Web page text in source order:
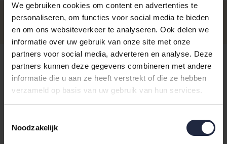
We gebruiken cookies om content en advertenties te
personaliseren, om functies voor social media te bieden
en om ons websiteverkeer te analyseren. Ook delen we
informatie over uw gebruik van onze site met onze
partners voor social media, adverteren en analyse. Deze
partners kunnen deze gegevens combineren met andere
informatie die u aan ze heeft verstrekt of die ze hebben
verzameld op basis van uw gebruik van hun services.
Noodzakelijk
Washandje 16x22
Op voorraad - Levertijd: voor 16.00
uur besteld ma t/m vrij, dezelfde
dag verzonden
€3,95
€2,95
Incl. BTW
Gastendoekje 40x60
Op voorraad - Levertijd: voor 16.00
Incl. BTW
Handdoek 60x110
Op voorraad - Levertijd: voor 16.00
uur besteld ma t/m vrij, dezelfde
€14,95
€11,95
Incl. BTW